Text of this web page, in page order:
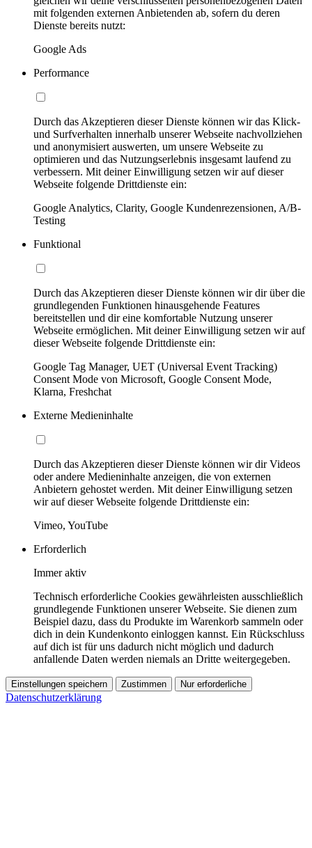
mit folgenden externen Anbietenden ab, sofern du deren
Dienste bereits nutzt:
Google Ads
Performance
Durch das Akzeptieren dieser Dienste können wir das Klick-
und Surfverhalten innerhalb unserer Webseite nachvollziehen
und anonymisiert auswerten, um unsere Webseite zu
optimieren und das Nutzungserlebnis insgesamt laufend zu
verbessern. Mit deiner Einwilligung setzen wir auf dieser
Webseite folgende Drittdienste ein:
Google Analytics, Clarity, Google Kundenrezensionen, A/B-
Testing
Funktional
Durch das Akzeptieren dieser Dienste können wir dir über die
grundlegenden Funktionen hinausgehende Features
bereitstellen und dir eine komfortable Nutzung unserer
Webseite ermöglichen. Mit deiner Einwilligung setzen wir auf
dieser Webseite folgende Drittdienste ein:
Google Tag Manager, UET (Universal Event Tracking)
Consent Mode von Microsoft, Google Consent Mode,
Klarna, Freshchat
Externe Medieninhalte
Durch das Akzeptieren dieser Dienste können wir dir Videos
oder andere Medieninhalte anzeigen, die von externen
Anbietern gehostet werden. Mit deiner Einwilligung setzen
wir auf dieser Webseite folgende Drittdienste ein:
Vimeo, YouTube
Erforderlich
Immer aktiv
Technisch erforderliche Cookies gewährleisten ausschließlich
grundlegende Funktionen unserer Webseite. Sie dienen zum
Beispiel dazu, dass du Produkte im Warenkorb sammeln oder
dich in dein Kundenkonto einloggen kannst. Ein Rückschluss
auf dich ist für uns dadurch nicht möglich und dadurch
anfallende Daten werden niemals an Dritte weitergegeben.
Einstellungen speichern Zustimmen Nur erforderliche
Datenschutzerklärung